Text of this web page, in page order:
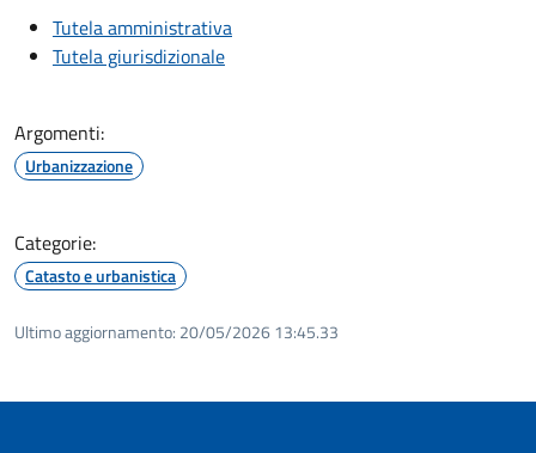
Tutela amministrativa
Tutela giurisdizionale
Argomenti:
Urbanizzazione
Categorie:
Catasto e urbanistica
Ultimo aggiornamento: 20/05/2026 13:45.33